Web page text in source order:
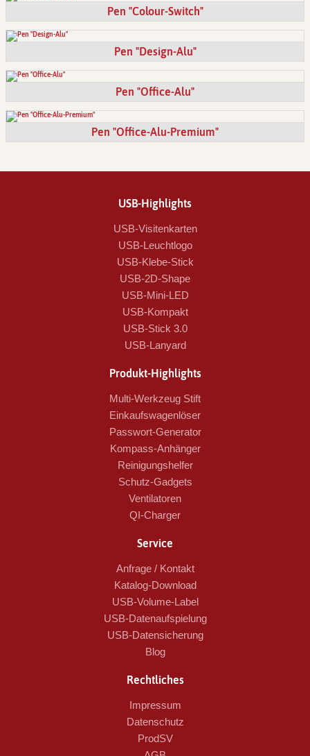
Pen "Colour-Switch"
Pen "Design-Alu"
Pen "Office-Alu"
Pen "Office-Alu-Premium"
USB-Highlights
USB-Visitenkarten
USB-Leuchtlogo
USB-Klebe-Stick
USB-2D-Shape
USB-Mini-LED
USB-Kompakt
USB-Stick 3.0
USB-Lanyard
Produkt-Highlights
Multi-Werkzeug Stift
Einkaufswagenlöser
Passwort-Generator
Kompass-Anhänger
Reinigungshelfer
Schutz-Gadgets
Ventilatoren
QI-Charger
Service
Anfrage / Kontakt
Katalog-Download
USB-Volume-Label
USB-Datenaufspielung
USB-Datensicherung
Blog
Rechtliches
Impressum
Datenschutz
ProdSV